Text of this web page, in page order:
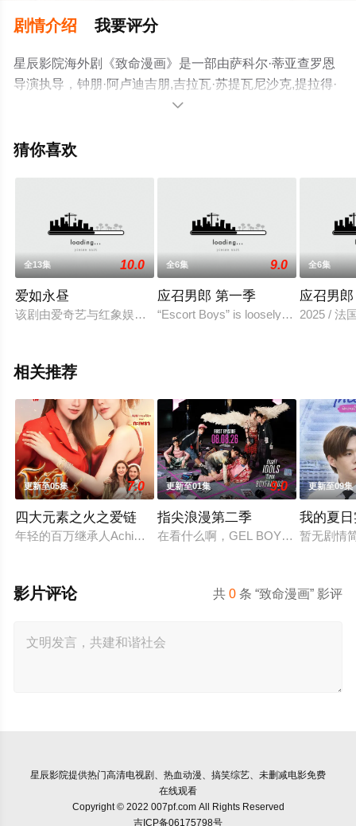
剧情介绍 我要评分
星辰影院海外剧《致命漫画》是一部由萨科尔·蒂亚查罗恩
导演执导，钟朋·阿卢迪吉朋,吉拉瓦·苏提瓦尼沙克,提拉得·
威提帕尼等明星精彩演绎的泰国电视剧，手机免费观看高
可移步至豆瓣电视剧、电视猫或剧情网等平台了解。

猜你喜欢
全13集 10.0
爱如永昼
该剧由爱奇艺与红象娱乐Dee Hup House 联合出品，改编自中
全6集 9.0
应召男郎 第一季
“Escort Boys” is loosely based on the
全6集
应召男
2025 / 法
相关推荐
更新至05集 7.0
四大元素之火之爱链
年轻的百万继承人Achima再次与童年时期的死敌Kaprao相逢。
更新至01集 9.0
指尖浪漫第二季
在看什么啊，GEL BOY，是在想念
更新至09集
我的夏
暂无剧情
共0 条 “致命漫画” 影评
影片评论
星辰影院提供热门高清电视剧、热血动漫、搞笑综艺、未删减电影免费
在线观看
Copyright © 2022 007pf.com All Rights Reserved
吉ICP备06175798号